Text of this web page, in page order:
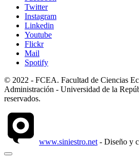
Twitter
Instagram
Linkedin
Youtube
Flickr
Mail
Spotify
© 2022 - FCEA. Facultad de Ciencias
Administración - Universidad de la
reservados.
www.siniestro.net - Diseño y